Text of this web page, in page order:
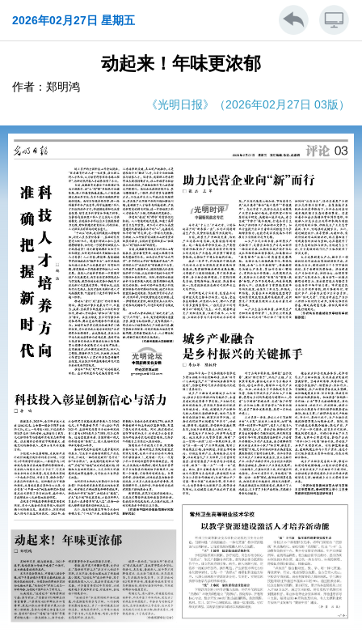
2026年02月27日 星期五
动起来！年味更浓郁
作者：郑明鸿
《光明日报》（2026年02月27日 03版）